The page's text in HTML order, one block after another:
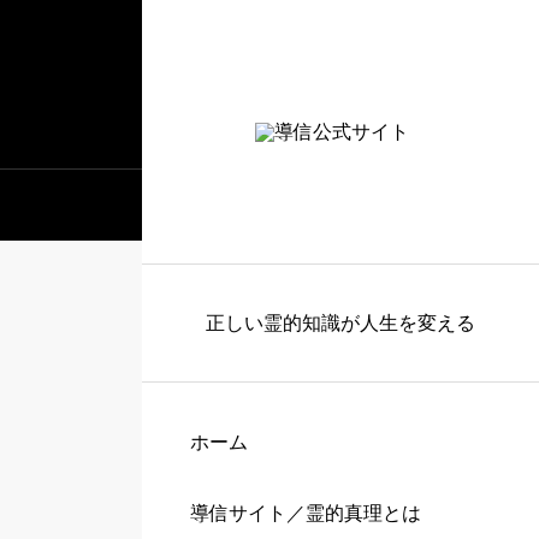
正しい霊的知識が人生を変える
ホーム
導信サイト／霊的真理とは